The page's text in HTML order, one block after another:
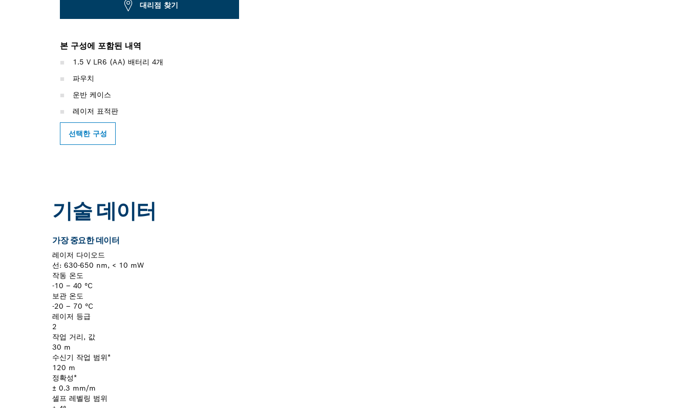
대리점 찾기
본 구성에 포함된 내역
1.5 V LR6 (AA) 배터리 4개
파우치
운반 케이스
레이저 표적판
선택한 구성
기술 데이터
가장 중요한 데이터
레이저 다이오드
선: 630-650 nm, < 10 mW
작동 온도
-10 – 40 °C
보관 온도
-20 – 70 °C
레이저 등급
2
작업 거리, 값
30 m
수신기 작업 범위*
120 m
정확성*
± 0.3 mm/m
셀프 레벨링 범위